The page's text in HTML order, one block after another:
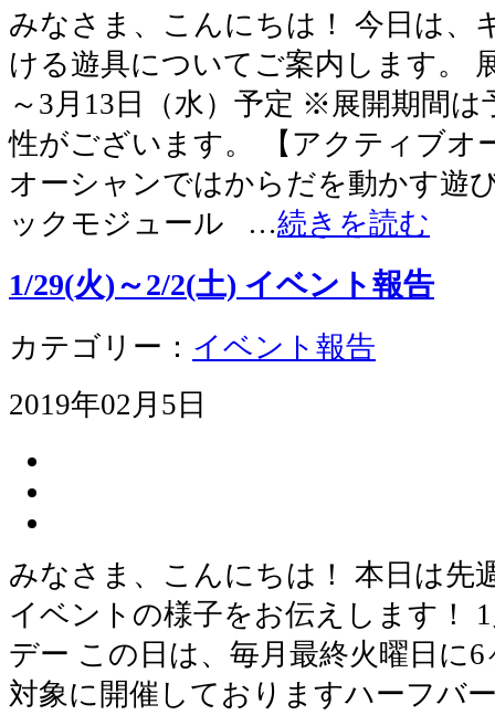
みなさま、こんにちは！ 今日は、
ける遊具についてご案内します。
～3月13日（水）予定 ※展開期間
性がございます。 【アクティブオ
オーシャンではからだを動かす遊
ックモジュール …続きを読む
1/29(火)～2/2(土) イベント報告
カテゴリー： イベント報告
2019年02月5日
みなさま、こんにちは！ 本日は先
イベントの様子をお伝えします！
デー この日は、毎月最終火曜日に
対象に開催しておりますハーフバ